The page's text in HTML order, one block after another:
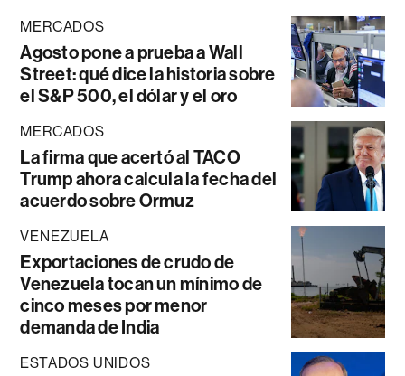
MERCADOS
Agosto pone a prueba a Wall
Street: qué dice la historia sobre
el S&P 500, el dólar y el oro
MERCADOS
La firma que acertó al TACO
Trump ahora calcula la fecha del
acuerdo sobre Ormuz
VENEZUELA
Exportaciones de crudo de
Venezuela tocan un mínimo de
cinco meses por menor
demanda de India
ESTADOS UNIDOS